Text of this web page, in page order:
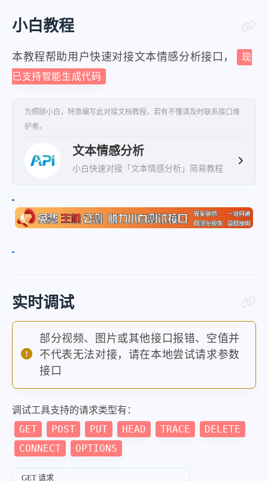
小白教程
本教程帮助用户快速对接文本情感分析接口，
现
已支持智能生成代码
为照顾小白，特意编写此对接文档教程，若有不懂请及时联系接口维
护者。
文本情感分析
小白快速对接「文本情感分析」简易教程
实时调试
部分视频、图片或其他接口报错、空值并
不代表无法对接，请在本地尝试请求参数
接口
调试工具支持的请求类型有：
GET POST PUT HEAD TRACE
DELETE
CONNECT
OPTIONS